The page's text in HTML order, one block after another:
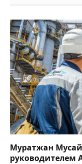
Муратжан
руководителем